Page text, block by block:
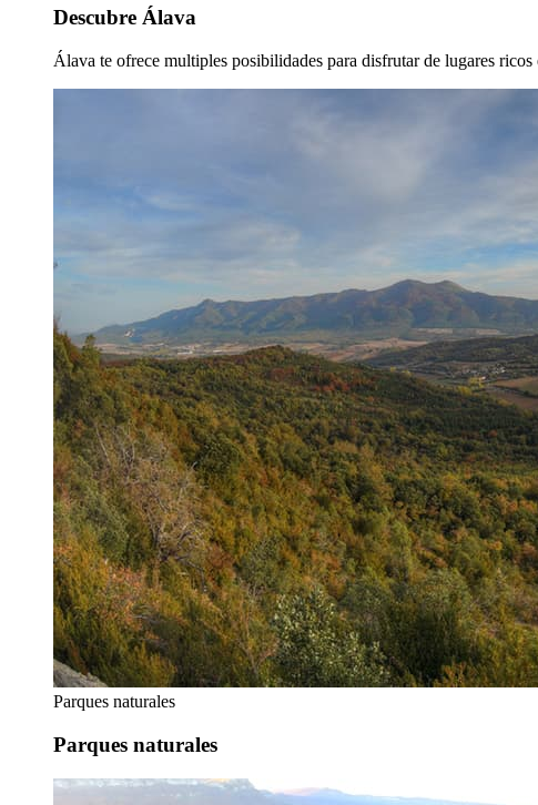
Descubre Álava
Álava te ofrece multiples posibilidades para disfrutar de lugares
Parques naturales
Parques naturales